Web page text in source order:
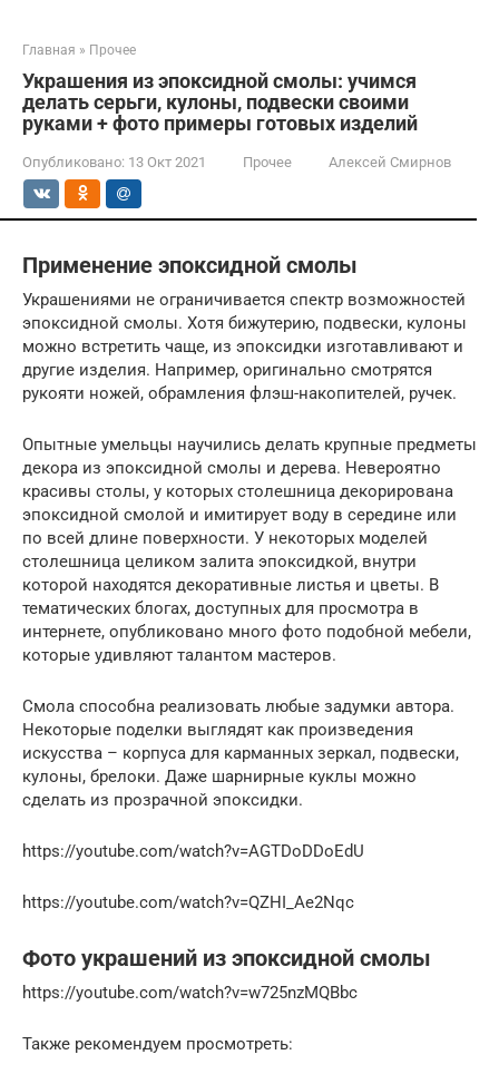
Главная » Прочее
Украшения из эпоксидной смолы: учимся
делать серьги, кулоны, подвески своими
руками + фото примеры готовых изделий
Опубликовано: 13 Окт 2021 Прочее Алексей Смирнов
Применение эпоксидной смолы
Украшениями не ограничивается спектр возможностей
эпоксидной смолы. Хотя бижутерию, подвески, кулоны
можно встретить чаще, из эпоксидки изготавливают и
другие изделия. Например, оригинально смотрятся
рукояти ножей, обрамления флэш-накопителей, ручек.
Опытные умельцы научились делать крупные предметы
декора из эпоксидной смолы и дерева. Невероятно
красивы столы, у которых столешница декорирована
эпоксидной смолой и имитирует воду в середине или
по всей длине поверхности. У некоторых моделей
столешница целиком залита эпоксидкой, внутри
которой находятся декоративные листья и цветы. В
тематических блогах, доступных для просмотра в
интернете, опубликовано много фото подобной мебели,
которые удивляют талантом мастеров.
Смола способна реализовать любые задумки автора.
Некоторые поделки выглядят как произведения
искусства – корпуса для карманных зеркал, подвески,
кулоны, брелоки. Даже шарнирные куклы можно
сделать из прозрачной эпоксидки.
https://youtube.com/watch?v=AGTDoDDoEdU
https://youtube.com/watch?v=QZHI_Ae2Nqc
Фото украшений из эпоксидной смолы
https://youtube.com/watch?v=w725nzMQBbc
Также рекомендуем просмотреть: